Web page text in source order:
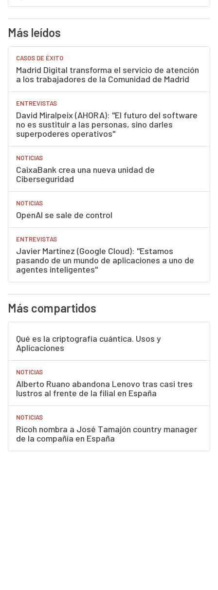
Más leídos
CASOS DE ÉXITO
Madrid Digital transforma el servicio de atención
a los trabajadores de la Comunidad de Madrid
ENTREVISTAS
David Miralpeix (AHORA): "El futuro del software
no es sustituir a las personas, sino darles
superpoderes operativos"
NOTICIAS
CaixaBank crea una nueva unidad de
Ciberseguridad
NOTICIAS
OpenAI se sale de control
ENTREVISTAS
Javier Martínez (Google Cloud): "Estamos
pasando de un mundo de aplicaciones a uno de
agentes inteligentes"
Más compartidos
Qué es la criptografía cuántica. Usos y
Aplicaciones
NOTICIAS
Alberto Ruano abandona Lenovo tras casi tres
lustros al frente de la filial en España
NOTICIAS
Ricoh nombra a José Tamajón country manager
de la compañía en España